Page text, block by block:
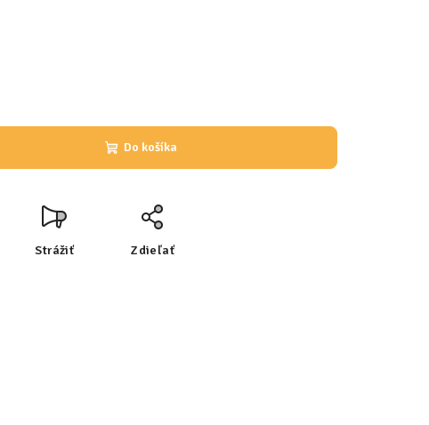
Do košíka
Strážiť Zdieľať